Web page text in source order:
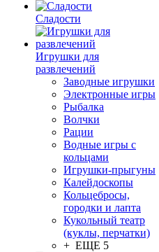
Сладости
Игрушки для
развлечений
Заводные игрушки
Электронные игры
Рыбалка
Волчки
Рации
Водные игры с
кольцами
Игрушки-прыгуны
Калейдоскопы
Кольцебросы,
городки и лапта
Кукольный театр
(куклы, перчатки)
+ ЕЩЕ 5